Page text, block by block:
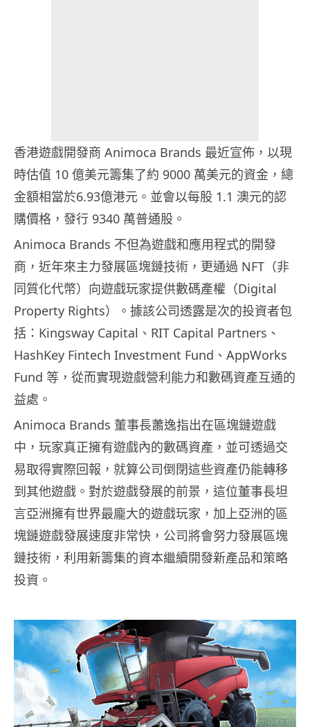
香港遊戲開發商 Animoca Brands 最近宣佈，以現
時估值 10 億美元籌集了約 9000 萬美元的資金，總
金額相當於6.93億港元。並會以每股 1.1 澳元的認
購價格，發行 9340 萬普通股。
Animoca Brands 不但為遊戲和應用程式的開發
商，近年來主力發展區塊鏈技術，更通過 NFT（非
同質化代幣）向遊戲玩家提供數碼產權（Digital
Property Rights）。據該公司透露是次的投資者包
括：Kingsway Capital、RIT Capital Partners、
HashKey Fintech Investment Fund、AppWorks
Fund 等，從而實現遊戲營利能力和數碼資產互通的
益處。
Animoca Brands 董事長蕭逸指出在區塊鏈遊戲
中，玩家真正擁有遊戲內的數碼資產，並可透過交
易取得實際回報，就算公司倒閉這些資產仍能轉移
到其他遊戲。對於遊戲發展的前景，這位董事長坦
言亞洲擁有世界最龐大的遊戲玩家，加上亞洲的區
塊鏈遊戲發展速度非常快，公司將會努力發展區塊
鏈技術，利用新籌集的資本繼續開發新產品和策略
投資。